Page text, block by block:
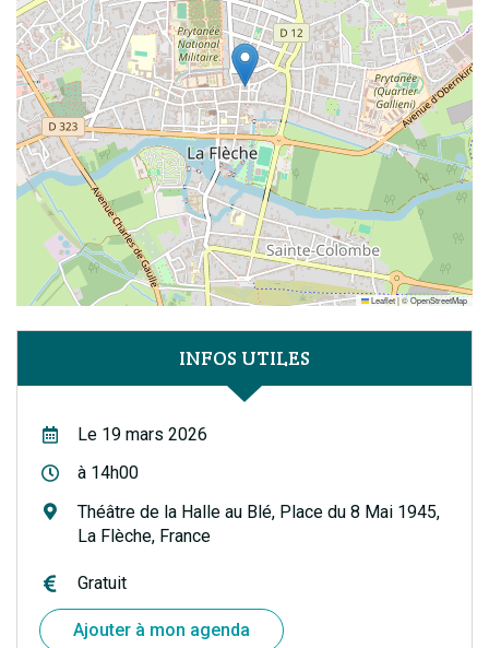
Leaflet|©OpenStreetMap
INFOS UTILES
Le 19 mars 2026
à 14h00
Théâtre de la Halle au Blé, Place du 8 Mai 1945,
La Flèche, France
Gratuit
Ajouter à mon agenda